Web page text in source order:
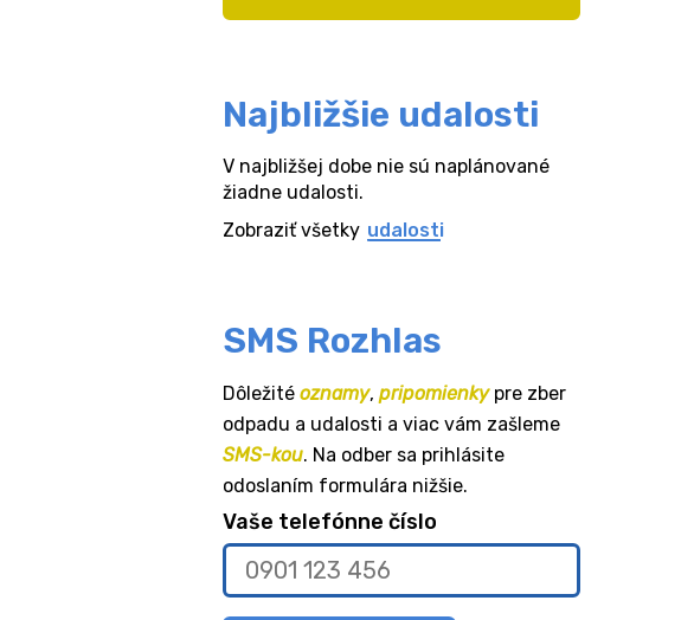
Najbližšie udalosti
V najbližšej dobe nie sú naplánované
žiadne udalosti.
Zobraziť všetky udalosti
SMS Rozhlas
Dôležité oznamy, pripomienkypre zber
odpadu a udalosti a viac vám zašleme
SMS-kou. Na odber sa prihlásite
odoslaním formulára nižšie.
Vaše telefónne číslo